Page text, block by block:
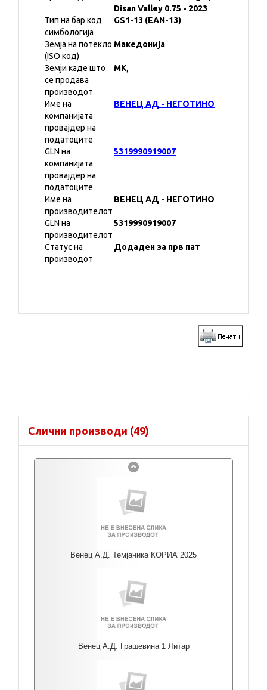
Disan Valley 0.75 - 2023
Тип на бар код
симбологија
GS1-13 (EAN-13)
Земја на потекло
(ISO код)
Македонија
Земји каде што
се продава
производот
MK,
Име на
компанијата
провајдер на
податоците
ВЕНЕЦ АД - НЕГОТИНО
GLN на
компанијата
провајдер на
податоците
5319990919007
Име на
производителот
ВЕНЕЦ АД - НЕГОТИНО
GLN на
производителот
5319990919007
Статус на
производот
Додаден за прв пат
Слични производи (49)
Венец А.Д. Темјаника КОРИА 2025
Венец А.Д. Грашевина 1 Литар